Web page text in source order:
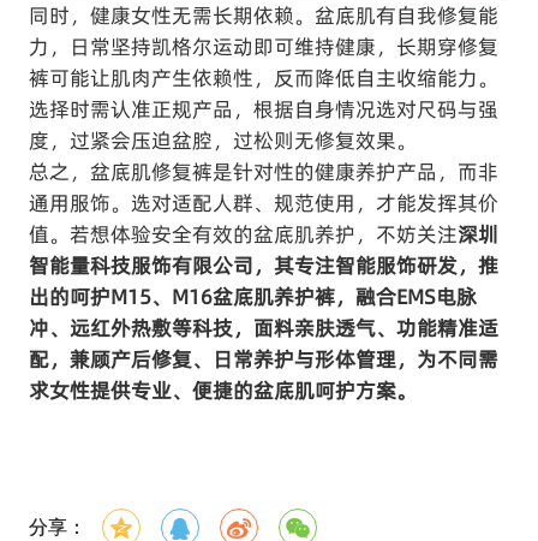
同时，健康女性无需长期依赖。盆底肌有自我修复能
力，日常坚持凯格尔运动即可维持健康，长期穿修复
裤可能让肌肉产生依赖性，反而降低自主收缩能力。
选择时需认准正规产品，根据自身情况选对尺码与强
度，过紧会压迫盆腔，过松则无修复效果。
总之，盆底肌修复裤是针对性的健康养护产品，而非
通用服饰。选对适配人群、规范使用，才能发挥其价
值。若想体验安全有效的盆底肌养护，不妨关注深圳
智能量科技服饰有限公司，其专注智能服饰研发，推
出的呵护M15、M16盆底肌养护裤，融合EMS电脉
冲、远红外热敷等科技，面料亲肤透气、功能精准适
配，兼顾产后修复、日常养护与形体管理，为不同需
求女性提供专业、便捷的盆底肌呵护方案。
分享：